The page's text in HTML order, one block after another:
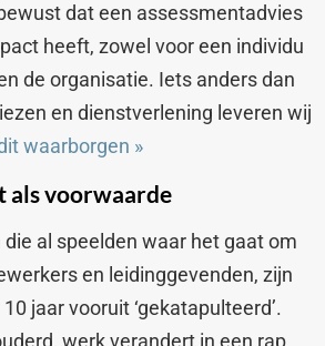
dat een assessmentadvies
heeft, zowel voor een individu
de organisatie. Iets anders dan
en dienstverlening leveren wij
waarborgen »
als voorwaarde
al speelden waar het gaat om
en leidinggevenden, zijn
jaar vooruit ‘gekatapulteerd’.
werk verandert in een rap